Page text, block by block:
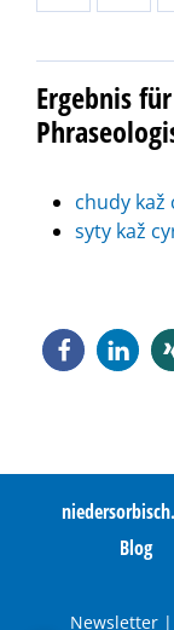
Ergebnis
chudy kaž
syty kaž
Blog
Newsletter |